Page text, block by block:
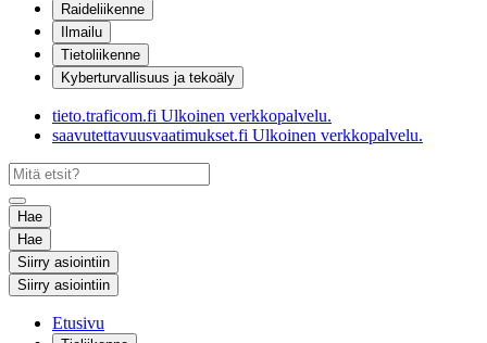
Raideliikenne
Ilmailu
Tietoliikenne
Kyberturvallisuus ja tekoäly
tieto.traficom.fi Ulkoinen verkkopalvelu.
saavutettavuusvaatimukset.fi Ulkoinen verkkopalvelu.
Hae
Hae
Siirry asiointiin
Siirry asiointiin
Etusivu